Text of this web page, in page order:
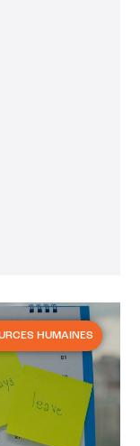
HUMAINES